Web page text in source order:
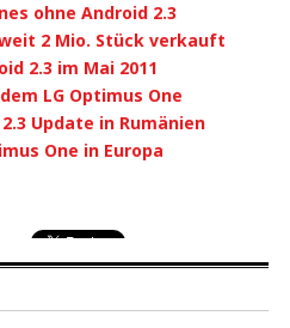
ohne Android 2.3
2 Mio. Stück verkauft
2.3 im Mai 2011
LG Optimus One
Update in Rumänien
One in Europa